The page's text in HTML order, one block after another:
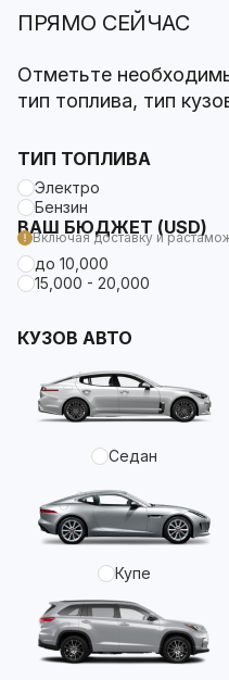
ПРЯМО СЕЙЧАС
Отметьте
тип топлива, тип
ТИП ТОПЛИВА
Электро
Бензин
ВАШ БЮДЖЕТ (USD)
Включая доставку и
до 10,000
15,000 - 20,000
КУЗОВ АВТО
Седан
Купе